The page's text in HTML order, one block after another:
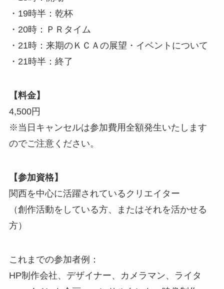
・19時半：乾杯
・20時：ＰＲタイム
・21時：来期のＫＣＡの展望・イベントについて
・21時半：終了
【料金】
4,500円
※当日キャンセルは参加費用全額発生いたします
のでご注意ください。
【参加資格】
関西を中心に活躍されているクリエイター
（創作活動をしている方、またはそれを活かせる
方）
これまでの参加者例：
HP制作会社、デザイナー、カメラマン、ライタ